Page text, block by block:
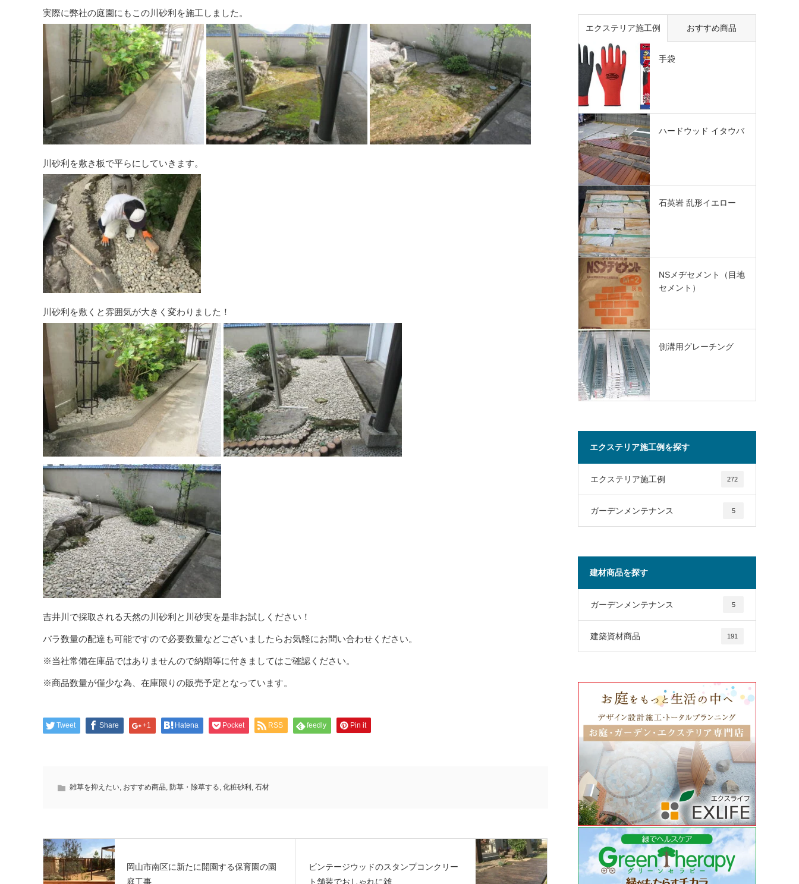
実際に弊社の庭園にもこの川砂利を施工しました。
川砂利を敷き板で平らにしていきます。
川砂利を敷くと雰囲気が大きく変わりました！
吉井川で採取される天然の川砂利と川砂実を是非お試しください！
バラ数量の配達も可能ですので必要数量などございましたらお気軽にお問い合わせください。
※当社常備在庫品ではありませんので納期等に付きましてはご確認ください。
※商品数量が僅少な為、在庫限りの販売予定となっています。
Tweet Share +1 Hatena Pocket RSS feedly Pin it
雑草を抑えたい おすすめ商品 防草・除草する 化粧砂利 石材
岡山市南区に新たに開園する保育園の園
庭工事
ビンテージウッドのスタンプコンクリー
ト舗装でおしゃれに雑...
エクステリア施工例 おすすめ商品
手袋
ハードウッド イタウバ
石英岩 乱形イエロー
NSメヂセメント（目地
セメント）
側溝用グレーチング
エクステリア施工例を探す
エクステリア施工例 272
ガーデンメンテナンス 5
建材商品を探す
ガーデンメンテナンス 5
建築資材商品 191